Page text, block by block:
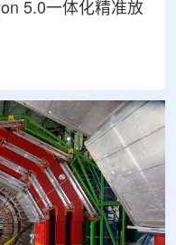
5.0一体化精准放